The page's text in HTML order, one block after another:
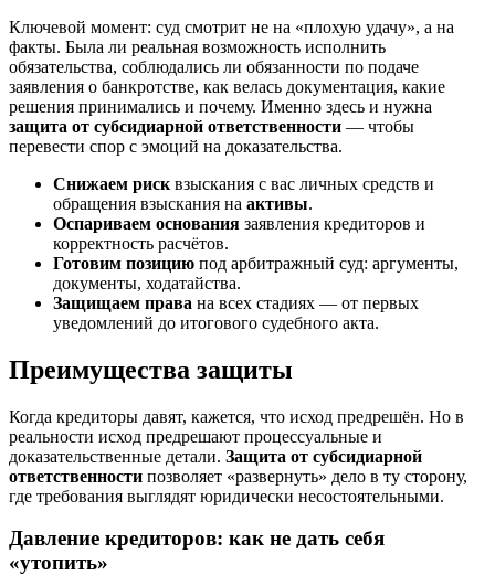
Ключевой момент: суд смотрит не на «плохую удачу», а на
факты. Была ли реальная возможность исполнить
обязательства, соблюдались ли обязанности по подаче
заявления о банкротстве, как велась документация, какие
решения принимались и почему. Именно здесь и нужна
защита от субсидиарной ответственности — чтобы
перевести спор с эмоций на доказательства.
Снижаем риск взыскания с вас личных средств и
обращения взыскания на активы.
Оспариваем основания заявления кредиторов и
корректность расчётов.
Готовим позицию под арбитражный суд: аргументы,
документы, ходатайства.
Защищаем права на всех стадиях — от первых
уведомлений до итогового судебного акта.
Преимущества защиты
Когда кредиторы давят, кажется, что исход предрешён. Но в
реальности исход предрешают процессуальные и
доказательственные детали. Защита от субсидиарной
ответственности позволяет «развернуть» дело в ту сторону,
где требования выглядят юридически несостоятельными.
Давление кредиторов: как не дать себя
«утопить»